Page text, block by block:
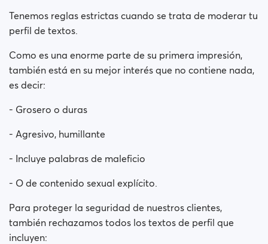
Tenemos reglas estrictas cuando se trata de moderar tu
perfil de textos.
Como es una enorme parte de su primera impresión,
también está en su mejor interés que no contiene nada,
es decir:
- Grosero o duras
- Agresivo, humillante
- Incluye palabras de maleficio
- O de contenido sexual explícito.
Para proteger la seguridad de nuestros clientes,
también rechazamos todos los textos de perfil que
incluyen: